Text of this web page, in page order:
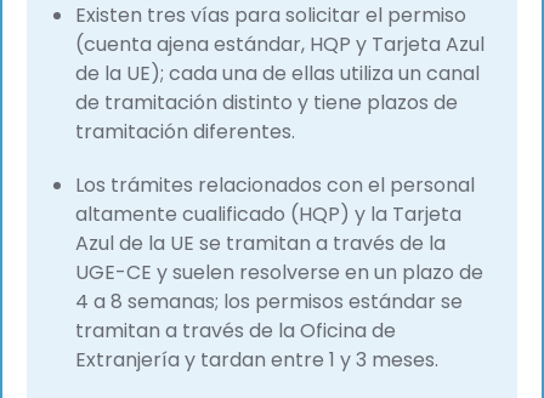
Existen tres vías para solicitar el permiso
(cuenta ajena estándar, HQP y Tarjeta Azul
de la UE); cada una de ellas utiliza un canal
de tramitación distinto y tiene plazos de
tramitación diferentes.
Los trámites relacionados con el personal
altamente cualificado (HQP) y la Tarjeta
Azul de la UE se tramitan a través de la
UGE-CE y suelen resolverse en un plazo de
4 a 8 semanas; los permisos estándar se
tramitan a través de la Oficina de
Extranjería y tardan entre 1 y 3 meses.